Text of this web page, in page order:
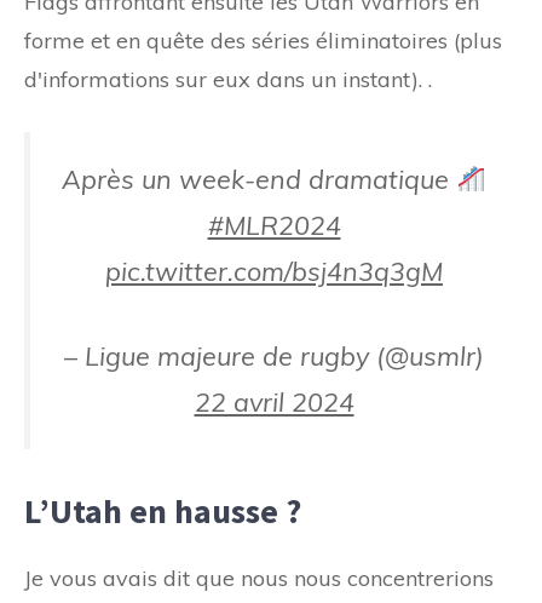
forme et en quête des séries éliminatoires (plus
d'informations sur eux dans un instant). .
Après un week-end dramatique
#MLR2024
pic.twitter.com/bsj4n3q3gM
– Ligue majeure de rugby (@usmlr)
22 avril 2024
L’Utah en hausse ?
Je vous avais dit que nous nous concentrerions